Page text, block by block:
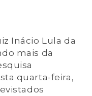
Inácio Lula da
mais da
quarta-feira,